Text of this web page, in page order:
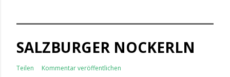
SALZBURGER NOCKERLN
Teilen Kommentar veröffentlichen